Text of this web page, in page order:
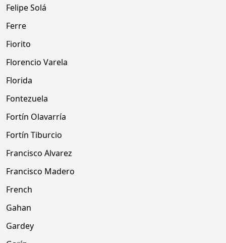
Felipe Solá
Ferre
Fiorito
Florencio Varela
Florida
Fontezuela
Fortín Olavarría
Fortín Tiburcio
Francisco Alvarez
Francisco Madero
French
Gahan
Gardey